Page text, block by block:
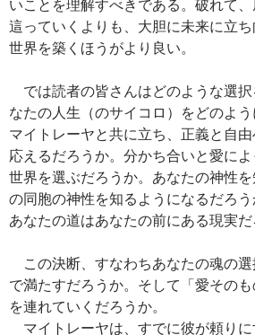
いことを理解すべきである。破れて
這っていくよりも、大胆に未来に立
世界を築くほうがより良い。
では読者の皆さんはどのような選
なたの人生（のサイコロ）をどのよう
マイトレーヤと共に立ち、正義と自
応えるだろうか。分かち合いと愛に
世界を選ぶだろうか。あなたの神性
の同胞の神性を知るようになるだろ
あなたの道はあなたの前にある現実だ
この決断、すなわちあなたの魂の
で満たすだろうか。そして「愛その
を連れていくだろうか。
マイトレーヤは、すでに彼が頼り